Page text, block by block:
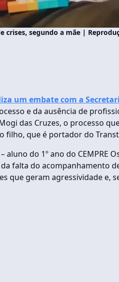
crises, segundo a mãe |
um embate com a
e da ausência de
das Cruzes, o processo
filho, que é portador do
aluno do 1º ano do CEMPRE
falta do acompanhamento
que geram agressividade e,